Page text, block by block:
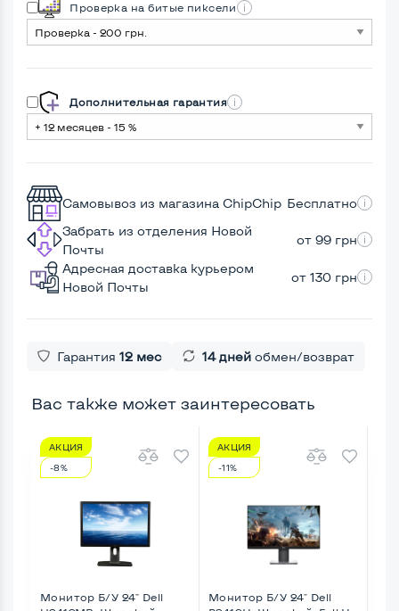
Проверка на битые пиксели
Дополнительная гарантия
Самовывоз из магазина ChipChip Бесплатно
Забрать из отделения Новой
Почты
от 99 грн
Адресная доставка курьером
Новой Почты
от 130 грн
Гарантия 12 мес 14 дней обмен/возврат
Вас также может заинтересовать
АКЦИЯ
-8%
Монитор Б/У 24" Dell
АКЦИЯ
-11%
Монитор Б/У 24" Dell